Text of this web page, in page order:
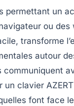
permettant un
ou des
transforme
autour
communiquent
un clavier
font face